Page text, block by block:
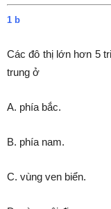
1 b
Các đô thị lớn hơn 5
trung ở
A. phía bắc.
B. phía nam.
C. vùng ven biển.